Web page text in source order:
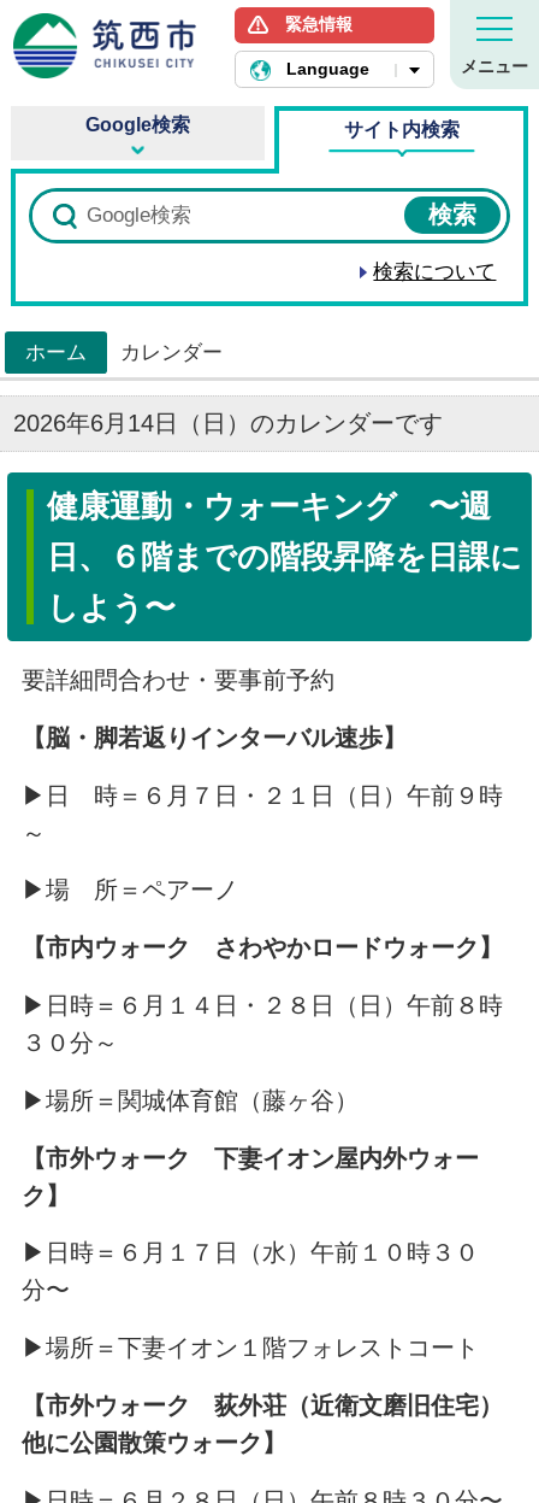
筑西市ホームページ
緊急情報
Language メニュー
Google検索 サイト内検索
検索について
ホーム
>
カレンダー
2026年6月14日（日）のカレンダーです
健康運動・ウォーキング 〜週
日、６階までの階段昇降を日課に
しよう〜
要詳細問合わせ・要事前予約
【脳・脚若返りインターバル速歩】
▶日 時＝６月７日・２１日（日）午前９時
～
▶場 所＝ペアーノ
【市内ウォーク さわやかロードウォーク】
▶日時＝６月１４日・２８日（日）午前８時
３０分～
▶場所＝関城体育館（藤ヶ谷）
【市外ウォーク 下妻イオン屋内外ウォー
ク】
▶日時＝６月１７日（水）午前１０時３０
分〜
▶場所＝下妻イオン１階フォレストコート
【市外ウォーク 荻外荘（近衛文磨旧住宅）
他に公園散策ウォーク】